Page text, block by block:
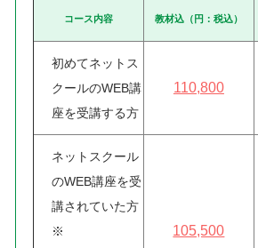
コース内容 教材込（円：税込）
初めてネットス
クールのWEB講
座を受講する方
110,800
ネットスクール
のWEB講座を受
講されていた方
※
105,500